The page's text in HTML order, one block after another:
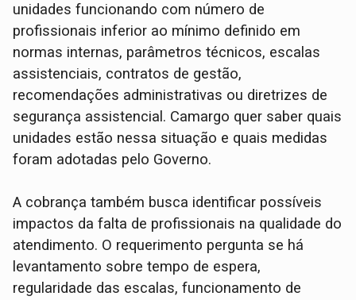
unidades funcionando com número de
profissionais inferior ao mínimo definido em
normas internas, parâmetros técnicos, escalas
assistenciais, contratos de gestão,
recomendações administrativas ou diretrizes de
segurança assistencial. Camargo quer saber quais
unidades estão nessa situação e quais medidas
foram adotadas pelo Governo.
A cobrança também busca identificar possíveis
impactos da falta de profissionais na qualidade do
atendimento. O requerimento pergunta se há
levantamento sobre tempo de espera,
regularidade das escalas, funcionamento de